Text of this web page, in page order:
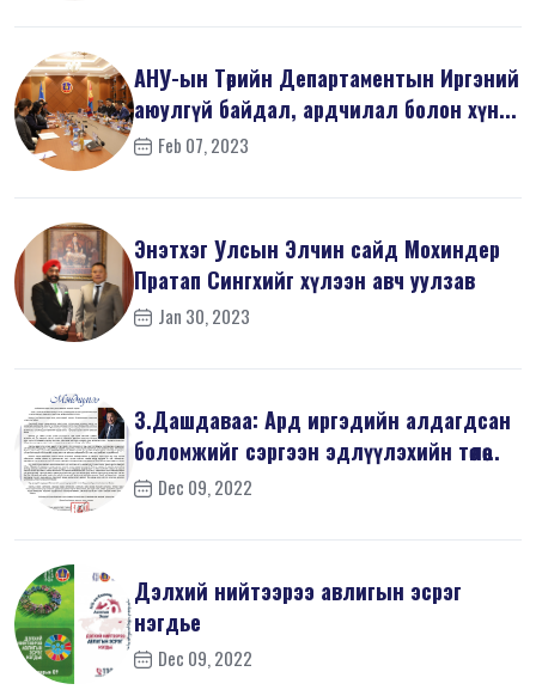
АНУ-ын Төрийн Департаментын Иргэний
аюулгүй байдал, ардчилал болон хүн...
Feb 07, 2023
Энэтхэг Улсын Элчин сайд Мохиндер
Пратап Сингхийг хүлээн авч уулзав
Jan 30, 2023
З.Дашдаваа: Ард иргэдийн алдагдсан
боломжийг сэргээн эдлүүлэхийн төлөө...
Dec 09, 2022
Дэлхий нийтээрээ авлигын эсрэг
нэгдье
Dec 09, 2022